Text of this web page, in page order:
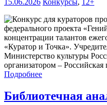
15.06.2026 Конкурсы,
12+
федерального проекта
концентрации талантов
«Куратор и Точка».
Министерство культуры
организатором – Российская
Подробнее
Библиотечная